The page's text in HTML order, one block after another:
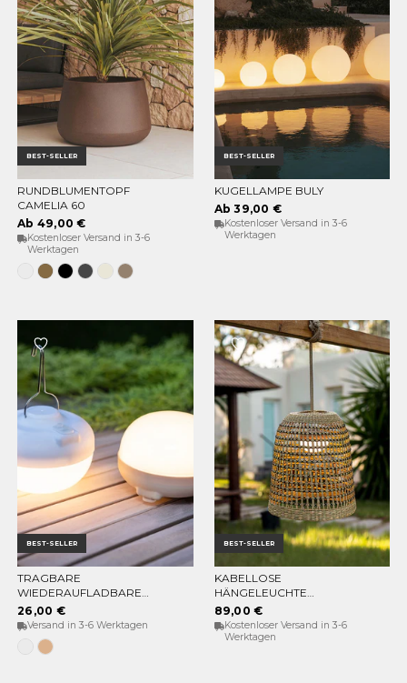
BEST-SELLER
OPTIONEN WÄHLEN
RUNDBLUMENTOPF
CAMELIA 60
Ab 49,00 €
Kostenloser Versand in 3-6
Werktagen
WeissBronzeSchwarz
Anthrazit
Opak-
Beige
Taupe
BEST-SELLER
OPTIONEN WÄHLEN
KUGELLAMPE BULY
Ab 39,00 €
Kostenloser Versand in 3-6
Werktagen
BEST-SELLER
OPTIONEN WÄHLEN
TRAGBARE
WIEDERAUFLADBARE
GLÜHBIRNE CHERRY
26,00 €
Versand in 3-6 Werktagen
WeissBeige
BEST-SELLER
IN DEN WARENKORB
KABELLOSE
HÄNGELEUCHTE
POSITANO
89,00 €
Kostenloser Versand in 3-6
Werktagen